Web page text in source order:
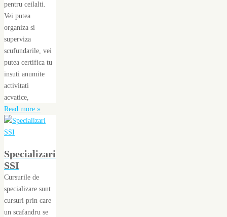
pentru ceilalti.
Vei putea
organiza si
superviza
scufundarile, vei
putea certifica tu
insuti anumite
activitati
acvatice,
Read more »
Specializari
SSI
Cursurile de
specializare sunt
cursuri prin care
un scafandru se